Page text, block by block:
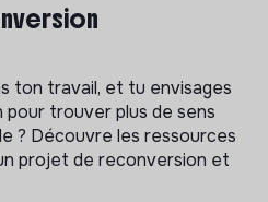
ton travail, et tu envisages
trouver plus de sens
? Découvre les ressources
projet de reconversion et